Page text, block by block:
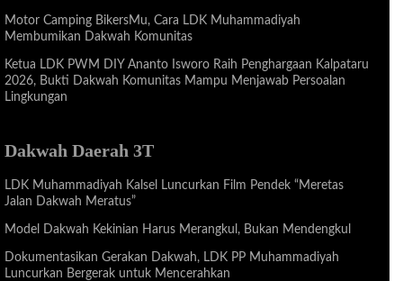
Motor Camping BikersMu, Cara LDK Muhammadiyah
Membumikan Dakwah Komunitas
Ketua LDK PWM DIY Ananto Isworo Raih Penghargaan Kalpataru
2026, Bukti Dakwah Komunitas Mampu Menjawab Persoalan
Lingkungan
Dakwah Daerah 3T
LDK Muhammadiyah Kalsel Luncurkan Film Pendek “Meretas
Jalan Dakwah Meratus”
Model Dakwah Kekinian Harus Merangkul, Bukan Mendengkul
Dokumentasikan Gerakan Dakwah, LDK PP Muhammadiyah
Luncurkan Bergerak untuk Mencerahkan